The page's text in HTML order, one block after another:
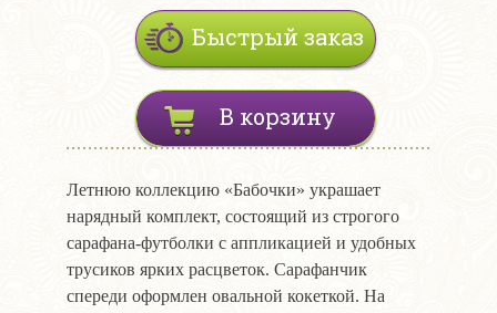
Быстрый заказ
В корзину
Летнюю коллекцию «Бабочки» украшает
нарядный комплект, состоящий из строгого
сарафана-футболки с аппликацией и удобных
трусиков ярких расцветок. Сарафанчик
спереди оформлен овальной кокеткой. На